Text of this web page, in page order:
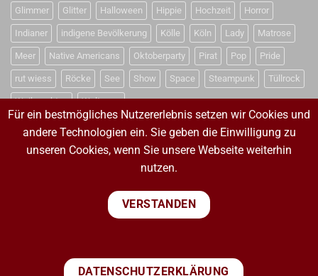
Glimmer Glitter Halloween Hippie Hochzeit Horror
Indianer indigene Bevölkerung Kölle Köln Lady Matrose
Meer Native Americans Oktoberparty Pirat Pop Pride
rut wiess Röcke See Show Space Steampunk Tüllrock
Weihnachten Weltraum
VERTRAG WIDERRUFEN
VERTRAG WIDERRUFEN
PayPal Visa MasterCard
Sepa
Für ein bestmögliches Nutzererlebnis setzen wir Cookies und
andere Technologien ein. Sie geben die Einwilligung zu
unseren Cookies, wenn Sie unsere Webseite weiterhin
nutzen.
VERSTANDEN
DATENSCHUTZERKLÄRUNG